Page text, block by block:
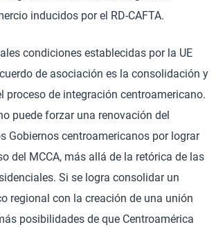
inducidos por el RD-CAFTA.
condiciones establecidas por la UE
de asociación es la consolidación y
proceso de integración centroamericano.
puede forzar una renovación del
Gobiernos centroamericanos por lograr
del MCCA, más allá de la retórica de las
Si se logra consolidar un
regional con la creación de una unión
posibilidades de que Centroamérica